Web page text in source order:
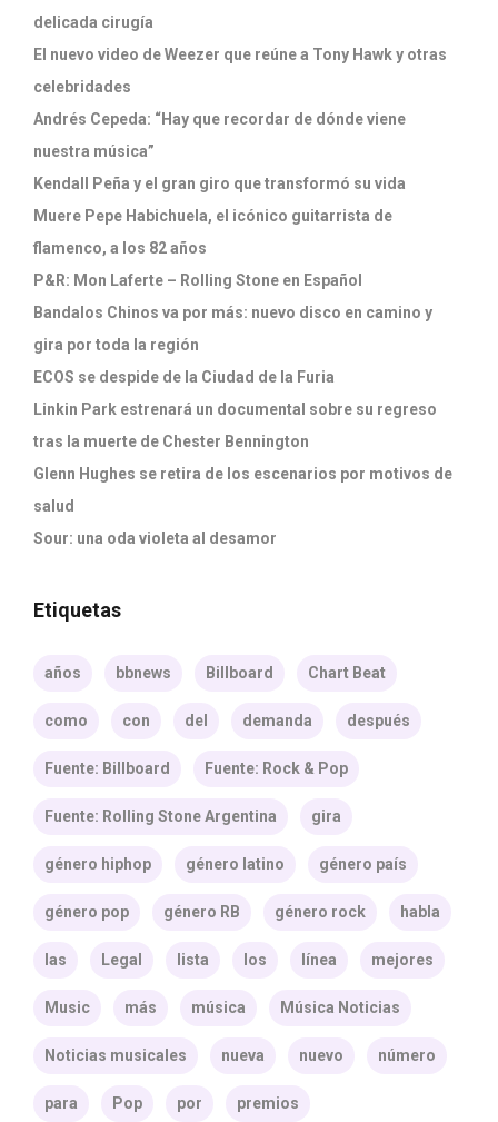
delicada cirugía
El nuevo video de Weezer que reúne a Tony Hawk y otras
celebridades
Andrés Cepeda: “Hay que recordar de dónde viene
nuestra música”
Kendall Peña y el gran giro que transformó su vida
Muere Pepe Habichuela, el icónico guitarrista de
flamenco, a los 82 años
P&R: Mon Laferte – Rolling Stone en Español
Bandalos Chinos va por más: nuevo disco en camino y
gira por toda la región
ECOS se despide de la Ciudad de la Furia
Linkin Park estrenará un documental sobre su regreso
tras la muerte de Chester Bennington
Glenn Hughes se retira de los escenarios por motivos de
salud
Sour: una oda violeta al desamor
Etiquetas
años bbnews Billboard Chart Beat
como con del demanda después
Fuente: Billboard Fuente: Rock & Pop
Fuente: Rolling Stone Argentina gira
género hiphop género latino género país
género pop género RB género rock habla
las Legal lista los línea mejores
Music más música Música Noticias
Noticias musicales nueva nuevo número
para Pop por premios